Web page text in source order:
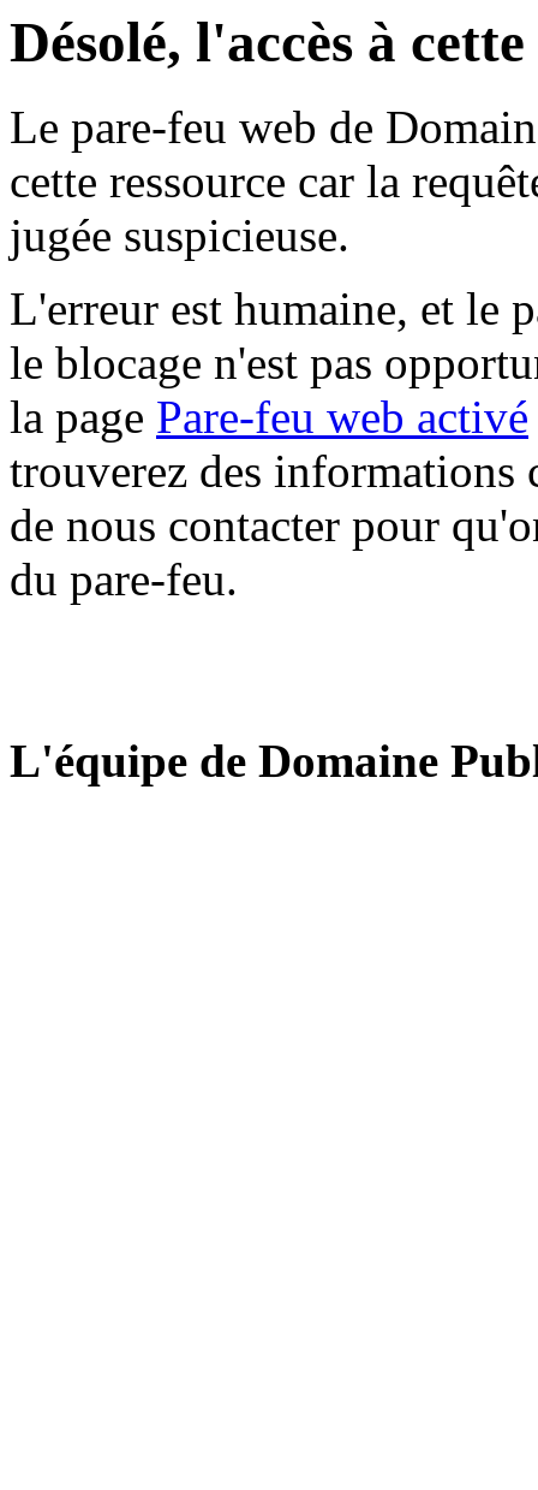
Désolé, l'accès à
Le pare-feu web de
cette ressource car la
jugée suspicieuse.
L'erreur est humaine, et le
le blocage n'est pas
la page Pare-feu web activé
trouverez des informations
de nous contacter pour
du pare-feu.
L'équipe de Domaine